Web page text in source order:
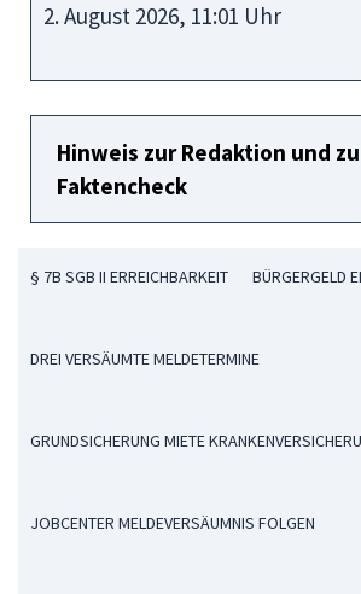
2. August 2026, 11:01 Uhr
Hinweis zur Redaktion und
Faktencheck
§ 7B SGB II ERREICHBARKEIT BÜRGERGELD
DREI VERSÄUMTE MELDETERMINE
GRUNDSICHERUNG MIETE
JOBCENTER MELDEVERSÄUMNIS FOLGEN